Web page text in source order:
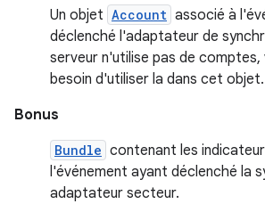
Un objet Account associé à
déclenché l'adaptateur de
serveur n'utilise pas de comptes,
besoin d'utiliser la dans cet objet.
Bonus
Bundle contenant les
l'événement ayant déclenché la
adaptateur secteur.